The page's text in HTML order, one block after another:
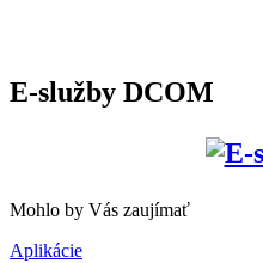
E-služby DCOM
Mohlo by Vás zaujímať
Aplikácie